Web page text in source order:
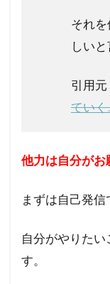
それ
しいと
引用元
てい
他力は自分がお
まずは自己発信
自分がやりた
す。